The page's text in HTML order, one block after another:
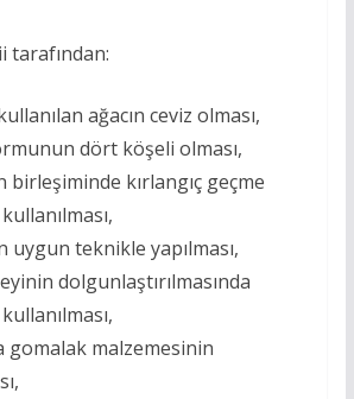
tarafından:
ağacın ceviz olması,
dört köşeli olması,
birleşiminde kırlangıç geçme
uygun teknikle yapılması,
dolgunlaştırılmasında
gomalak malzemesinin